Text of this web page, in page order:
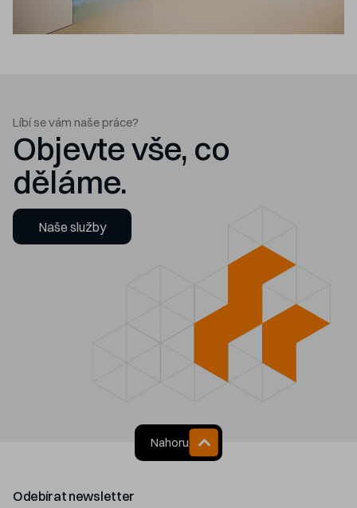
Líbí se vám naše práce?
Objevte vše, co
děláme.
Naše služby
Nahoru
Odebírat newsletter